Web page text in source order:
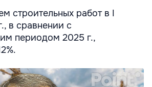
строительных работ в I
в сравнении с
периодом 2025 г.,